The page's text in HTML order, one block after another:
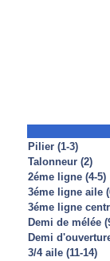
Pilier (1-3)
Talonneur (2)
2éme ligne (4-5)
3éme ligne aile
3éme ligne
Demi de mélée
Demi
3/4 aile (11-14)